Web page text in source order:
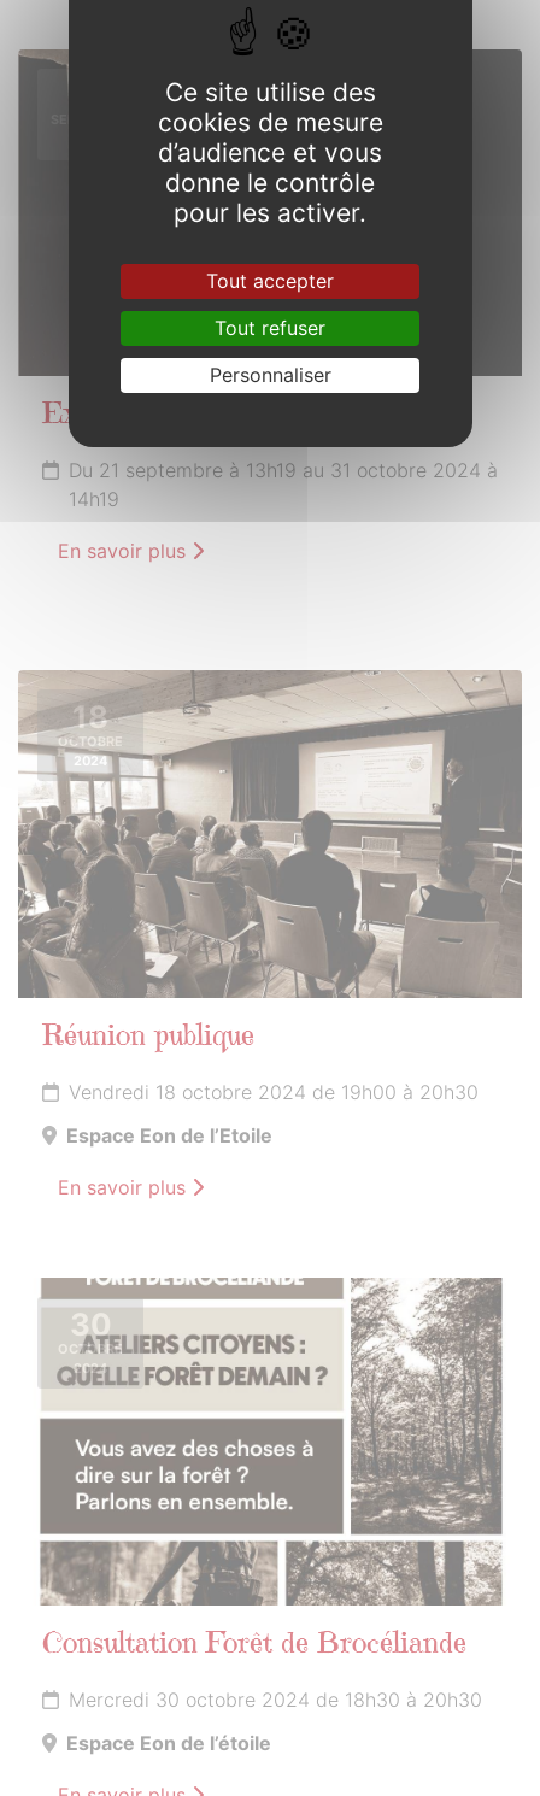
Exploration
Du 21 septembre à 13h19 au 31 octobre 2024 à
14h19
En savoir plus
18
OCTOBRE
2024
Réunion publique
Vendredi 18 octobre 2024 de 19h00 à 20h30
Espace Eon de l’Etoile
En savoir plus
30
OCTOBRE
2024
Consultation Forêt de Brocéliande
Mercredi 30 octobre 2024 de 18h30 à 20h30
Espace Eon de l’étoile
Ce site utilise des
cookies de mesure
d’audience et vous
donne le contrôle
pour les activer.
Tout accepter
Tout refuser
Personnaliser